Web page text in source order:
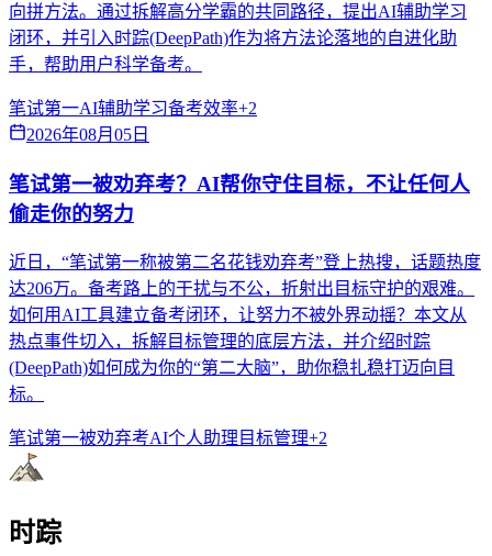
向拼方法。通过拆解高分学霸的共同路径，提出AI辅助学习
闭环，并引入时踪(DeepPath)作为将方法论落地的自进化助
手，帮助用户科学备考。
笔试第一AI辅助学习备考效率+2
2026年08月05日
笔试第一被劝弃考？AI帮你守住目标，不让任何人
偷走你的努力
近日，“笔试第一称被第二名花钱劝弃考”登上热搜，话题热度
达206万。备考路上的干扰与不公，折射出目标守护的艰难。
如何用AI工具建立备考闭环，让努力不被外界动摇？本文从
热点事件切入，拆解目标管理的底层方法，并介绍时踪
(DeepPath)如何成为你的“第二大脑”，助你稳扎稳打迈向目
标。
笔试第一被劝弃考AI个人助理 目标管理+2
时踪